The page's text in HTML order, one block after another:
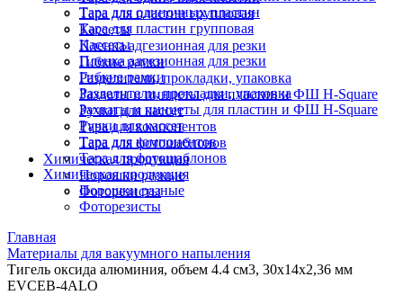
Тара для пластин групповая
Кассеты
Пленка адгезионная для резки
Гибкие рамки
Разделители, прокладки, упаковка
Захваты и пинцеты для пластин и ФШ H-Square
Ручки для кассет
Тара для компонентов
Тара для фотошаблонов
Химическая продукция
Порошки разные
Фоторезисты
Тара для одиночных пластин
Тара для пластин групповая
Кассеты
Пленка адгезионная для резки
Гибкие рамки
Разделители, прокладки, упаковка
Захваты и пинцеты для пластин и ФШ H-Square
Ручки для кассет
Тара для компонентов
Тара для фотошаблонов
Химическая продукция
Порошки разные
Фоторезисты
Главная
Материалы для вакуумного напыления
Тигель оксида алюминия, объем 4.4 см3, 30х14х2,36 мм
EVCEB-4ALO